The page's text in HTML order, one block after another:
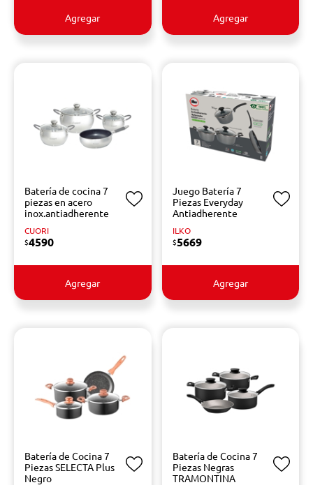
Agregar Agregar
Batería de cocina 7
piezas en acero
inox.antiadherente
CUORI
$4590
Agregar
Juego Batería 7
Piezas Everyday
Antiadherente
ILKO
$5669
Agregar
Batería de Cocina 7
Piezas SELECTA Plus
Negro
Batería de Cocina 7
Piezas Negras
TRAMONTINA